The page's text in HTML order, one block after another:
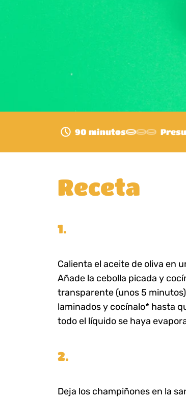
90 minutos
Receta
1.
Calienta el aceite de oliva en
Añade la cebolla picada y
transparente (unos 5
laminados y cocínalo* hasta
todo el líquido se haya
2.
Deja los champiñones en la